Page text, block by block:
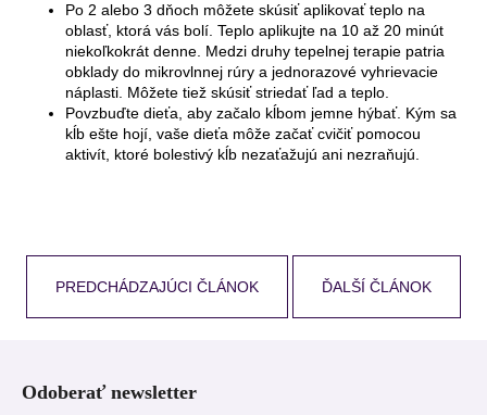
Po 2 alebo 3 dňoch môžete skúsiť aplikovať teplo na
oblasť, ktorá vás bolí. Teplo aplikujte na 10 až 20 minút
niekoľkokrát denne. Medzi druhy tepelnej terapie patria
obklady do mikrovlnnej rúry a jednorazové vyhrievacie
náplasti. Môžete tiež skúsiť striedať ľad a teplo.
Povzbuďte dieťa, aby začalo kĺbom jemne hýbať. Kým sa
kĺb ešte hojí, vaše dieťa môže začať cvičiť pomocou
aktivít, ktoré bolestivý kĺb nezaťažujú ani nezraňujú.
PREDCHÁDZAJÚCI ČLÁNOK ĎALŠÍ ČLÁNOK
Odoberať newsletter